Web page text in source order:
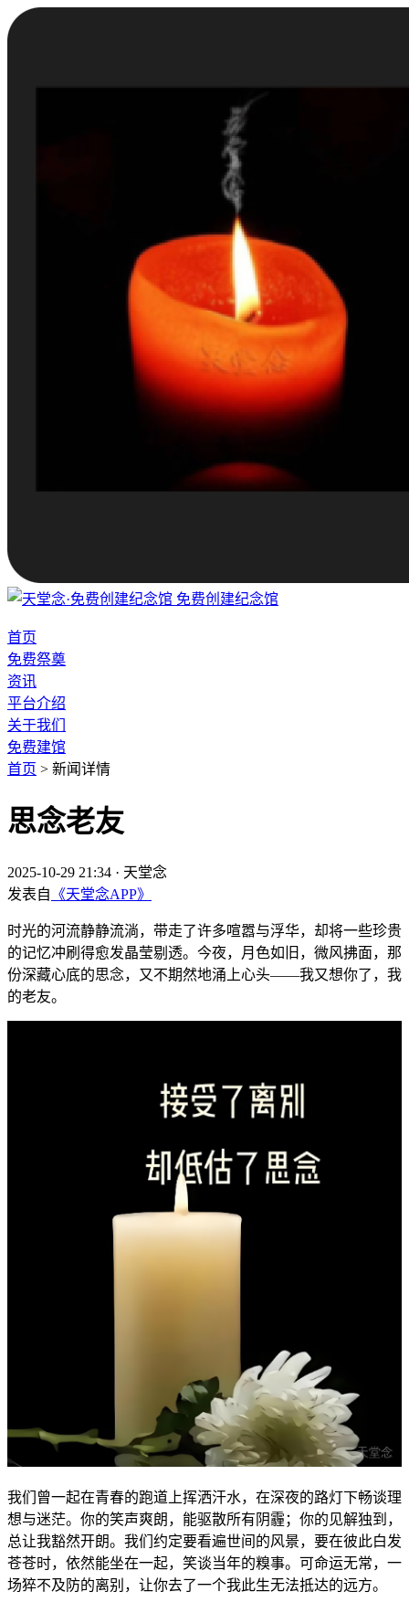
免费创建纪念馆
首页
免费祭奠
资讯
平台介绍
关于我们
免费建馆
首页 > 新闻详情
思念老友
2025-10-29 21:34 · 天堂念
发表自 《天堂念APP》
时光的河流静静流淌，带走了许多喧嚣与浮华，却将一些珍贵
的记忆冲刷得愈发晶莹剔透。今夜，月色如旧，微风拂面，那
份深藏心底的思念，又不期然地涌上心头——我又想你了，我
的老友。
我们曾一起在青春的跑道上挥洒汗水，在深夜的路灯下畅谈理
想与迷茫。你的笑声爽朗，能驱散所有阴霾；你的见解独到，
总让我豁然开朗。我们约定要看遍世间的风景，要在彼此白发
苍苍时，依然能坐在一起，笑谈当年的糗事。可命运无常，一
场猝不及防的离别，让你去了一个我此生无法抵达的远方。